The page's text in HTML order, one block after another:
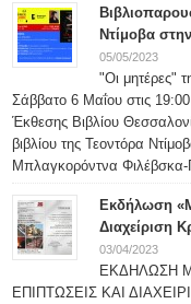
Ντίμοβα
05/05/2023
"Οι μητέρες"
Σάββατο 6 Μαΐου στις
Έκθεσης Βιβλίου
βιβλίου της Τεοντόρα
Μπλαγκορόντνα Φιλέβσκα-
Εκδήλωση
Διαχείριση
03/04/2023
ΕΚΔΗΛΩΣΗ
ΕΠΙΠΤΩΣΕΙΣ ΚΑΙ